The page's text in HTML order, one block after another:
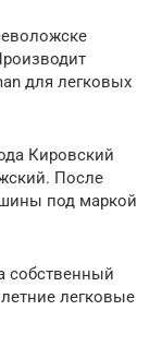
для легковых
Кировский
После
под маркой
собственный
легковые